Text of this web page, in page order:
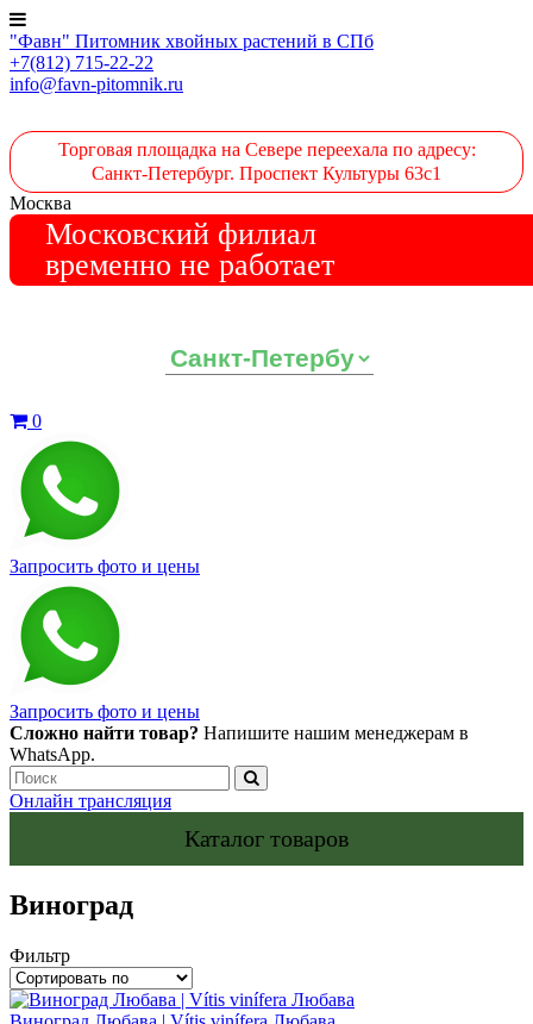
"Фавн" Питомник хвойных растений в СПб
+7(812) 715-22-22
info@favn-pitomnik.ru
Торговая площадка на Севере переехала по адресу:
Санкт-Петербург. Проспект Культуры 63с1
Москва
Московский филиал
временно не работает
0
Запросить фото и цены
Запросить фото и цены
Сложно найти товар? Напишите нашим менеджерам в
WhatsApp.
Онлайн трансляция
Каталог товаров
Виноград
Фильтр